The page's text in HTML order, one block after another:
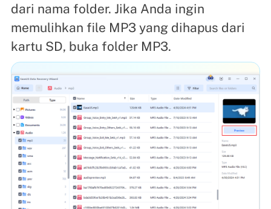
dari nama folder. Jika Anda ingin
memulihkan file MP3 yang dihapus dari
kartu SD, buka folder MP3.